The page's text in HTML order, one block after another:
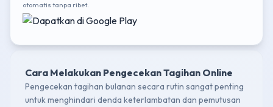
otomatis tanpa ribet.
Cara Melakukan Pengecekan Tagihan Online
Pengecekan tagihan bulanan secara rutin sangat penting
untuk menghindari denda keterlambatan dan pemutusan